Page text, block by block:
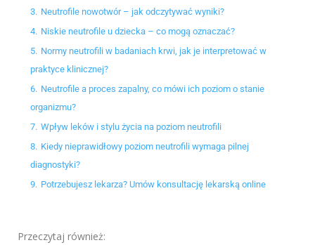
3. Neutrofile nowotwór – jak odczytywać wyniki?
4. Niskie neutrofile u dziecka – co mogą oznaczać?
5. Normy neutrofili w badaniach krwi, jak je interpretować w
praktyce klinicznej?
6. Neutrofile a proces zapalny, co mówi ich poziom o stanie
organizmu?
7. Wpływ leków i stylu życia na poziom neutrofili
8. Kiedy nieprawidłowy poziom neutrofili wymaga pilnej
diagnostyki?
9. Potrzebujesz lekarza? Umów konsultację lekarską online
Przeczytaj również: